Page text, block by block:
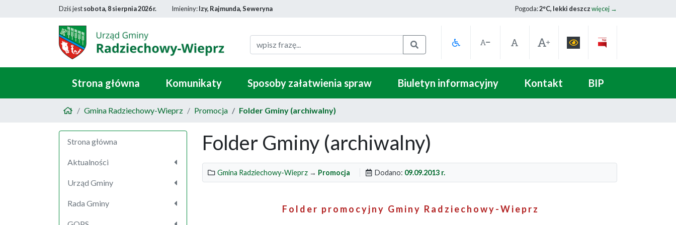
Dziś jestsobota, 8 sierpnia 2026 r. Imieniny:Izy, Rajmunda, Seweryna Pogoda:2°C, lekki deszczwięcej →
Szukaj
Strona główna Komunikaty Sposoby załatwienia spraw Biuletyn informacyjny Kontakt BIP
Gmina Radziechowy-Wieprz Promocja Folder Gminy (archiwalny)
Strona główna
Aktualności
Urząd Gminy
Rada Gminy
Folder Gminy (archiwalny)
Gmina Radziechowy-Wieprz → Promocja Dodano: 09.09.2013 r.
F o l d e r p r o m o c y j n y G m i n y R a d z i e c h o w y - W i e p r z